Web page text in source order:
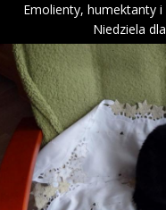
Emolienty, humektanty
Niedziela